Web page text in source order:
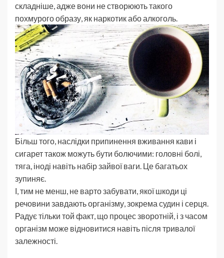
складніше, адже вони не створюють такого
похмурого образу, як наркотик або алкоголь.
Більш того, наслідки припинення вживання кави і
сигарет також можуть бути болючими: головні болі,
тяга, іноді навіть набір зайвої ваги. Це багатьох
зупиняє.
І, тим не менш, не варто забувати, якої шкоди ці
речовини завдають організму, зокрема судин і серця.
Радує тільки той факт, що процес зворотній, і з часом
організм може відновитися навіть після тривалої
залежності.